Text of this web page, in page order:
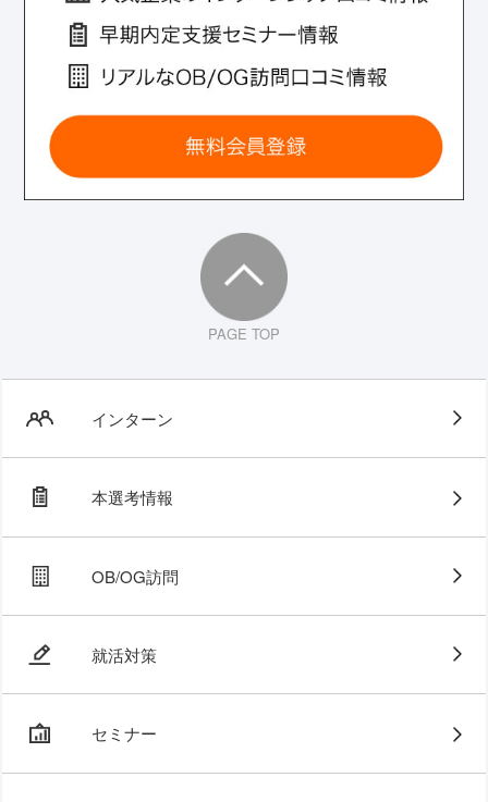
PAGE TOP
インターン
本選考情報
OB/OG訪問
就活対策
セミナー